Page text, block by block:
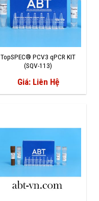
TopSPEC® PCV3 qPCR KIT
(SQV-113)
Giá: Liên Hệ